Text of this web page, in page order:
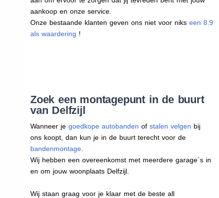
aankoop en onze service.
Onze bestaande klanten geven ons niet voor niks een 8.9
als waardering !
Zoek een montagepunt in de buurt
van Delfzijl
Wanneer je goedkope autobanden of stalen velgen bij
ons koopt, dan kun je in de buurt terecht voor de
bandenmontage.
Wij hebben een overeenkomst met meerdere garage`s in
en om jouw woonplaats Delfzijl.
Wij staan graag voor je klaar met de beste all